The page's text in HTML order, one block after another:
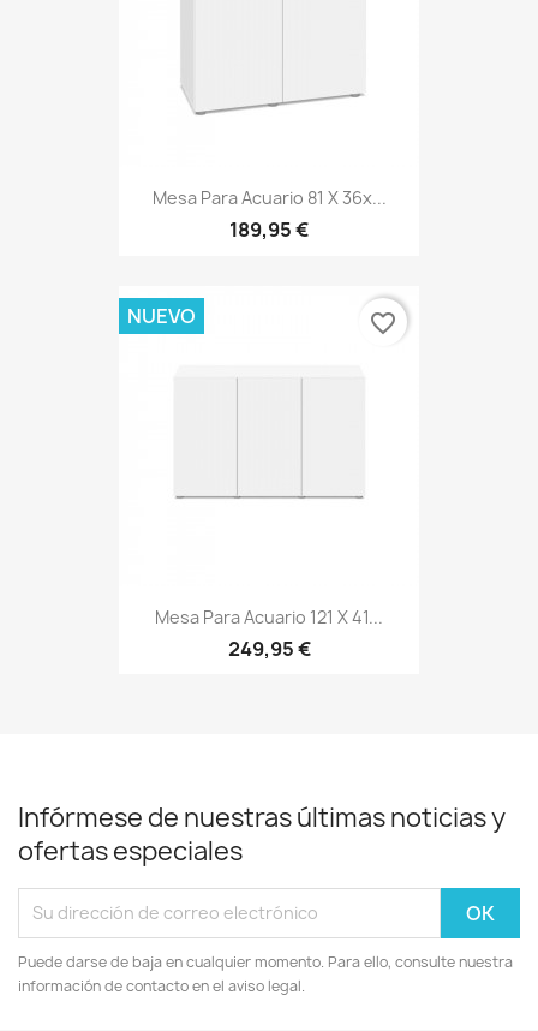
Mesa Para Acuario 81 X 36x...
189,95 €
Mesa Para Acuario 121 X 41...
249,95 €
NUEVO favorite_border
Infórmese de nuestras últimas noticias y
ofertas especiales
Puede darse de baja en cualquier momento. Para ello, consulte nuestra
información de contacto en el aviso legal.